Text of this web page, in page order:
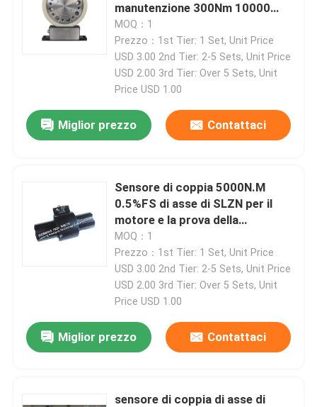
Casa.
Chi Siamo
manutenzione 300Nm 10000
RPM
MOQ：1
Prezzo：1st Tier: 1 Set, Unit Price
USD 3.00 2nd Tier: 2-5 Sets, Unit Price
USD 2.00 3rd Tier: Over 5 Sets, Unit
Price USD 1.00
Miglior prezzo Contattaci
Sensore di coppia 5000N.M
0.5%FS di asse di SLZN per il
motore e la prova della
trasmissione
MOQ：1
Prezzo：1st Tier: 1 Set, Unit Price
USD 3.00 2nd Tier: 2-5 Sets, Unit Price
USD 2.00 3rd Tier: Over 5 Sets, Unit
Price USD 1.00
Miglior prezzo Contattaci
sensore di coppia di asse di